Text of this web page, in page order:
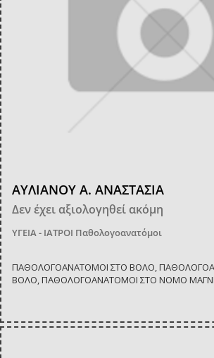
ΑΥΛΙΑΝΟΥ Α. ΑΝΑΣΤΑΣΙΑ
Δεν έχει αξιολογηθεί ακόμη
ΥΓΕΙΑ - ΙΑΤΡΟΙ Παθολογοανατόμοι
ΠΑΘΟΛΟΓΟΑΝΑΤΟΜΟΙ ΣΤΟ ΒΟΛΟ,
ΒΟΛΟ, ΠΑΘΟΛΟΓΟΑΝΑΤΟΜΟΙ ΣΤΟ ΝΟΜΟ